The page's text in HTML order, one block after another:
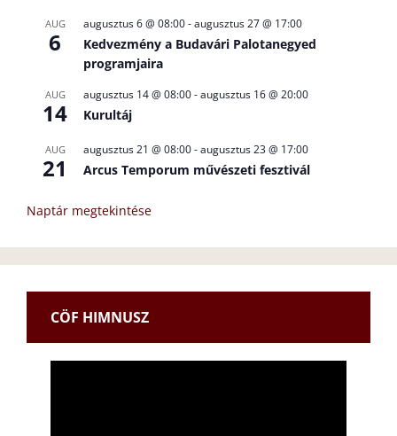
AUG
6
augusztus 6 @ 08:00-augusztus 27 @ 17:00
Kedvezmény a Budavári Palotanegyed
programjaira
AUG
14
augusztus 14 @ 08:00-augusztus 16 @ 20:00
Kurultáj
AUG
21
augusztus 21 @ 08:00-augusztus 23 @ 17:00
Arcus Temporum művészeti fesztivál
Naptár megtekintése
CÖF HIMNUSZ